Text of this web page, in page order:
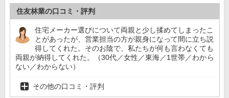
住友林業の口コミ・評判
住宅メーカー選びについて両親と少し揉めてしまったこ
とがあったが、営業担当の方が親身になって間に立ち説
得してくれた。そのお陰で、私たちが何も言わなくても
両親が納得してくれた。（30代／女性／東海／1世帯／わから
ない／わからない）
その他の口コミ・評判